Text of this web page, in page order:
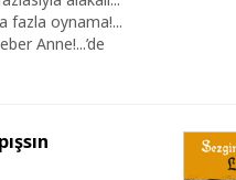
fazla oynama!...
Anne!...’de